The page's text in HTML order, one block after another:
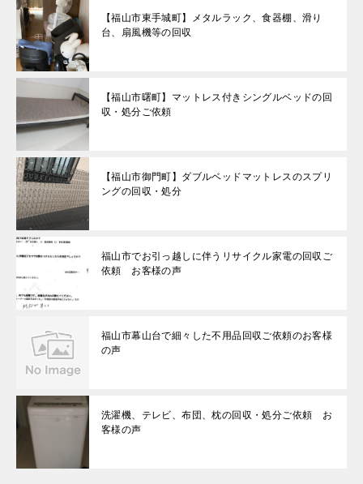
【福山市東手城町】メタルラック、食器棚、滑り
台、扇風機等の回収
【福山市曙町】マットレス付きシングルベッドの回
収・処分ご依頼
【福山市御門町】ダブルベッドマットレスのスプリ
ングの回収・処分
福山市でお引っ越しに伴うリサイクル家電の回収ご
依頼 お客様の声
福山市幕山台で細々した不用品回収ご依頼のお客様
の声
洗濯機、テレビ、布団、枕の回収・処分ご依頼 お
客様の声